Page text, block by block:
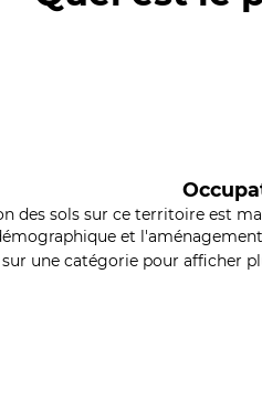
des sols sur ce territoire est
et
sur une catégorie pour afficher